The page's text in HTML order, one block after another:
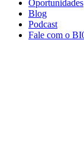
Oportunidades
Blog
Podcast
Fale com o